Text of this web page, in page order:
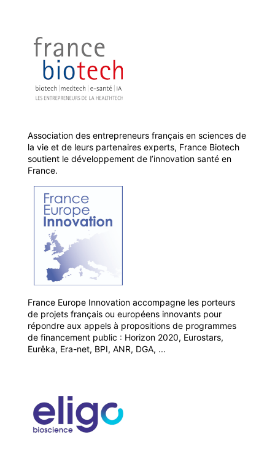
Association des entrepreneurs français en sciences de
la vie et de leurs partenaires experts, France Biotech
soutient le développement de l’innovation santé en
France.
France Europe Innovation accompagne les porteurs
de projets français ou européens innovants pour
répondre aux appels à propositions de programmes
de financement public : Horizon 2020, Eurostars,
Eurêka, Era-net, BPI, ANR, DGA, ...